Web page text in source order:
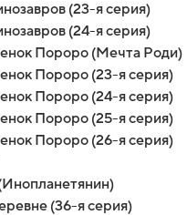
(23-я серия)
(24-я серия)
Пороро (Мечта Роди)
Пороро (23-я серия)
Пороро (24-я серия)
Пороро (25-я серия)
Пороро (26-я серия)
(36-я серия)